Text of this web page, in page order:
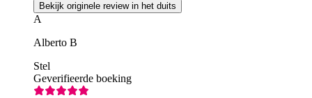
Bekijk originele review in het duits
A
Alberto B
Stel
Geverifieerde boeking